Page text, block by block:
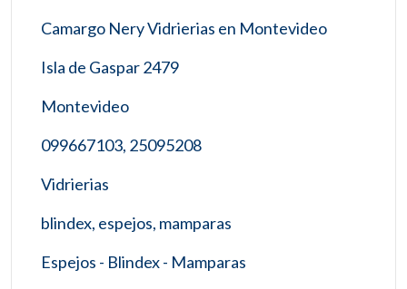
Camargo Nery Vidrierias en Montevideo
Isla de Gaspar 2479
Montevideo
099667103, 25095208
Vidrierias
blindex, espejos, mamparas
Espejos - Blindex - Mamparas